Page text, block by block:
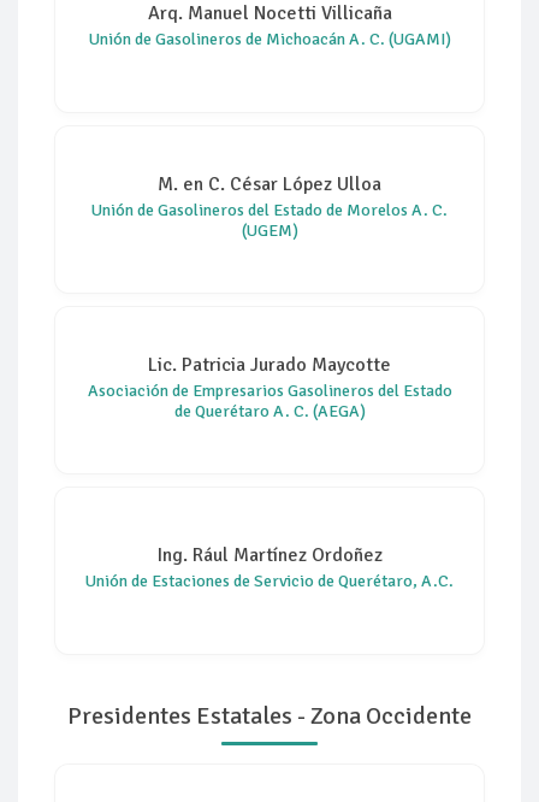
Arq. Manuel Nocetti Villicaña
Unión de Gasolineros de Michoacán A. C. (UGAMI)
M. en C. César López Ulloa
Unión de Gasolineros del Estado de Morelos A. C.
(UGEM)
Lic. Patricia Jurado Maycotte
Asociación de Empresarios Gasolineros del Estado
de Querétaro A. C. (AEGA)
Ing. Rául Martínez Ordoñez
Unión de Estaciones de Servicio de Querétaro, A.C.
Presidentes Estatales - Zona Occidente